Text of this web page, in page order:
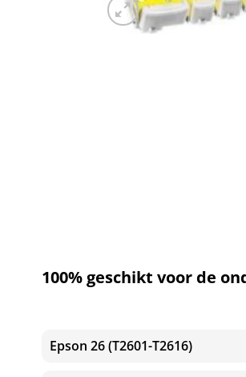
100% geschikt voor de
Epson 26 (T2601-T2616)